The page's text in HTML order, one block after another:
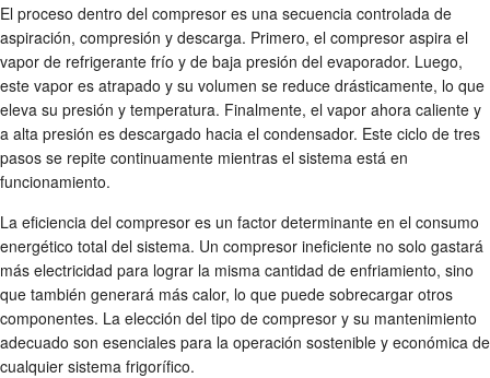
El proceso dentro del compresor es una secuencia controlada de
aspiración, compresión y descarga. Primero, el compresor aspira el
vapor de refrigerante frío y de baja presión del evaporador. Luego,
este vapor es atrapado y su volumen se reduce drásticamente, lo que
eleva su presión y temperatura. Finalmente, el vapor ahora caliente y
a alta presión es descargado hacia el condensador. Este ciclo de tres
pasos se repite continuamente mientras el sistema está en
funcionamiento.
La eficiencia del compresor es un factor determinante en el consumo
energético total del sistema. Un compresor ineficiente no solo gastará
más electricidad para lograr la misma cantidad de enfriamiento, sino
que también generará más calor, lo que puede sobrecargar otros
componentes. La elección del tipo de compresor y su mantenimiento
adecuado son esenciales para la operación sostenible y económica de
cualquier sistema frigorífico.